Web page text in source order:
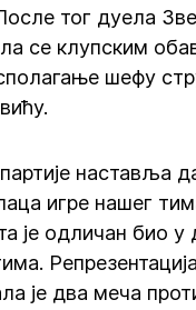
тог дуела
се клупским
шефу
наставља
игре нашег
је одличан био у
је два меча